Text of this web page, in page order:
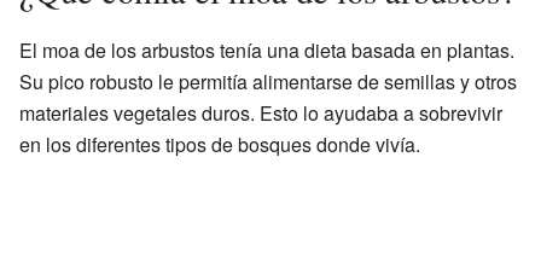
El moa de los arbustos tenía una dieta basada en plantas.
Su pico robusto le permitía alimentarse de semillas y otros
materiales vegetales duros. Esto lo ayudaba a sobrevivir
en los diferentes tipos de bosques donde vivía.